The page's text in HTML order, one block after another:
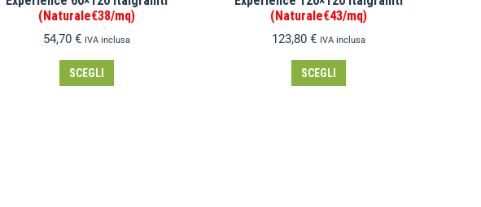
(Naturale€38/mq)
54,70 € IVA inclusa
SCEGLI
(Naturale€43/mq)
123,80 € IVA inclusa
SCEGLI